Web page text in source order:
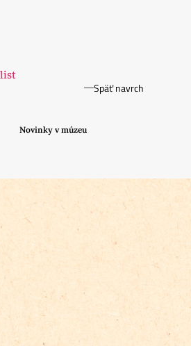
Novinky v múzeu
Späť navrch